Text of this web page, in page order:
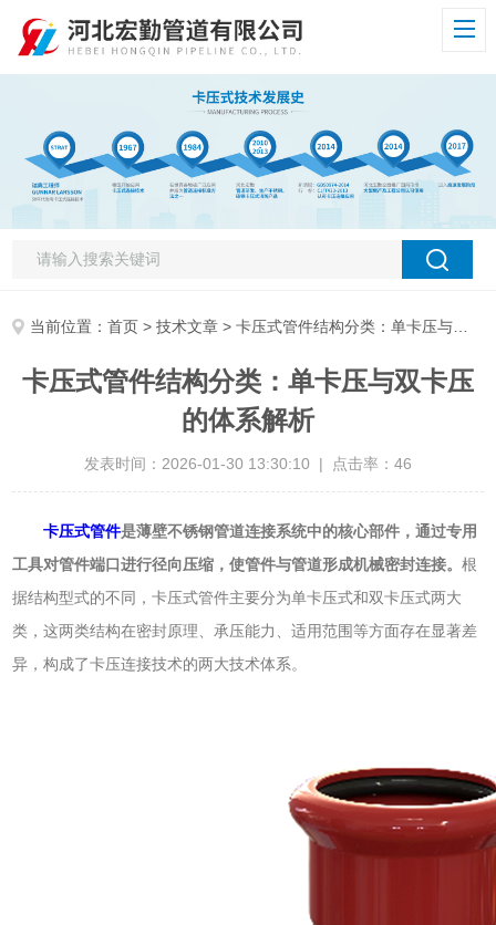
当前位置：首页 >技术文章 > 卡压式管件结构分类：单卡压与双卡压的体系解析
卡压式管件结构分类：单卡压与双卡压
的体系解析
发表时间：2026-01-30 13:30:10 | 点击率：46
卡压式管件是薄壁不锈钢管道连接系统中的核心部件，通过专用
工具对管件端口进行径向压缩，使管件与管道形成机械密封连接。根
据结构型式的不同，卡压式管件主要分为单卡压式和双卡压式两大
类，这两类结构在密封原理、承压能力、适用范围等方面存在显著差
异，构成了卡压连接技术的两大技术体系。